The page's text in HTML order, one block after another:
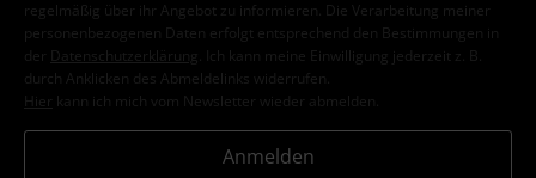
regelmäßig über ihr Angebot zu informieren. Die Verarbeitung meiner
personenbezogenen Daten erfolgt entsprechend den Bestimmungen in
der
Datenschutzerklärung
. Ich kann meine Einwilligung jederzeit z. B.
durch Anklicken des Abmeldelinks widerrufen.
Hier kann ich mich vom Newsletter wieder abmelden.
Anmelden